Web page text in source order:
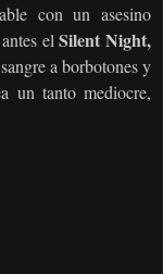
con un asesino
elSilent Night,
a borbotones y
un tanto mediocre,